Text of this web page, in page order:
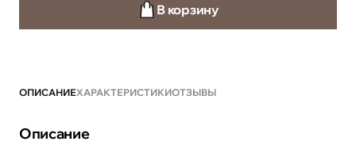
В корзину
ОПИСАНИЕХАРАКТЕРИСТИКИОТЗЫВЫ
Описание